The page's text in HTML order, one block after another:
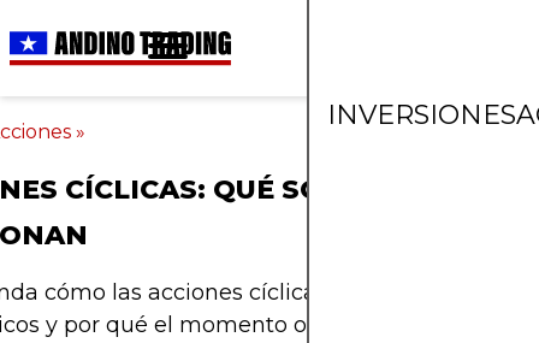
INVERSIONES
»
CÍCLICAS: QUÉ SON Y CÓMO
cómo las acciones cíclicas siguen los ciclos
y por qué el momento oportuno es